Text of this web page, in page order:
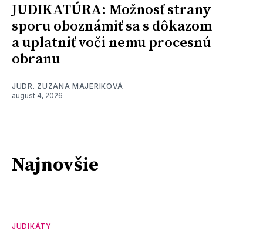
JUDIKATÚRA: Možnosť strany
sporu oboznámiť sa s dôkazom
a uplatniť voči nemu procesnú
obranu
JUDR. ZUZANA MAJERIKOVÁ
august 4, 2026
Najnovšie
JUDIKÁTY